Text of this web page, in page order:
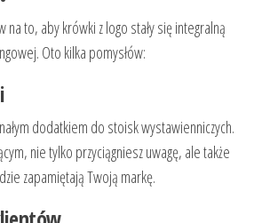
to, aby krówki z logo stały się integralną
Oto kilka pomysłów:
dodatkiem do stoisk wystawienniczych.
nie tylko przyciągniesz uwagę, ale także
zapamiętają Twoją markę.